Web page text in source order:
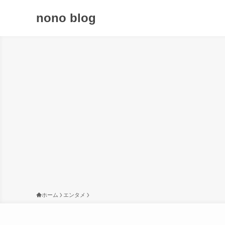
nono blog
ホーム エンタメ